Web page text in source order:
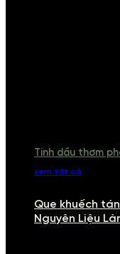
Tinh dầu thơm
xem tất cả
Que khuếch
Nguyên Liệu